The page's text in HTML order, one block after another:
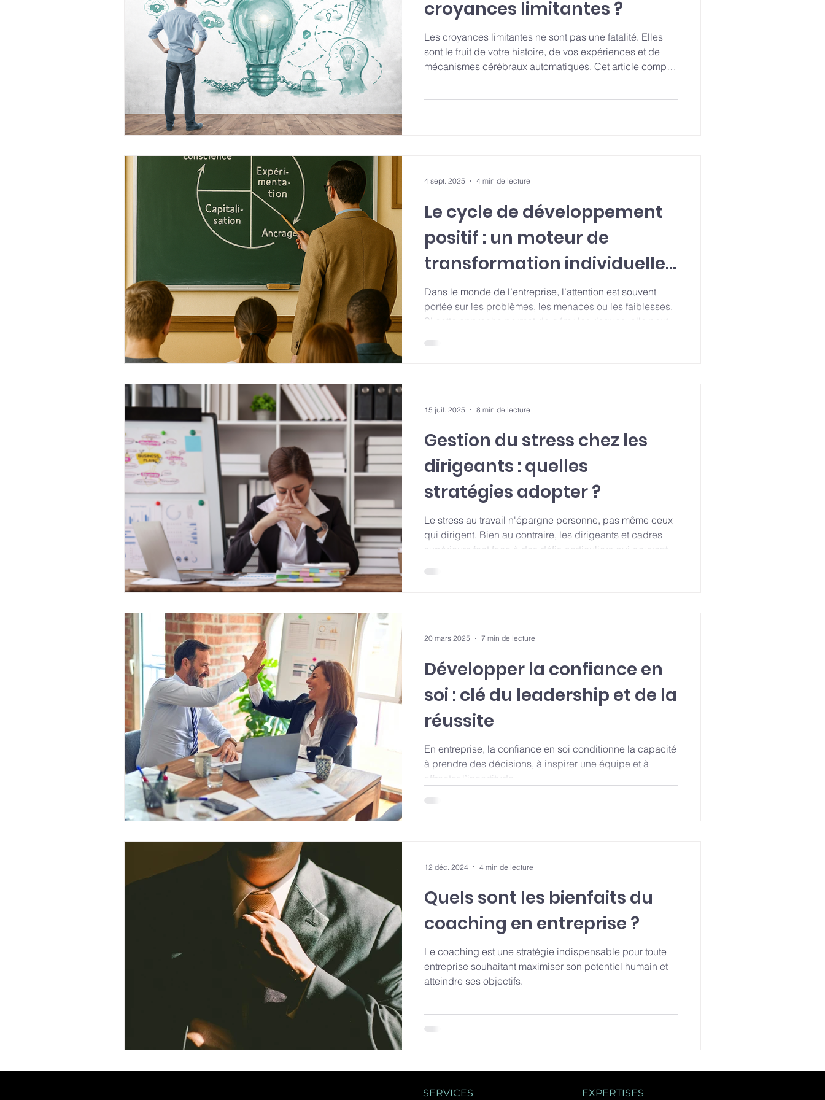
croyances limitantes ?
Les croyances limitantes ne sont pas une fatalité. Elles
sont le fruit de votre histoire, de vos expériences et de
mécanismes cérébraux automatiques. Cet article complet
Le cycle de développement
positif : un moteur de
transformation individuelle
et organisationnelle
Dans le monde de l’entreprise, l’attention est souvent
portée sur les problèmes, les menaces ou les faiblesses.
Si cette approche permet de gérer les risques, elle peut
4 sept. 2025 4 min de lecture
Gestion du stress chez les
dirigeants : quelles
stratégies adopter ?
Le stress au travail n'épargne personne, pas même ceux
qui dirigent. Bien au contraire, les dirigeants et cadres
supérieurs font face à des défis particuliers qui peuvent
15 juil. 2025 8 min de lecture
Développer la confiance en
soi : clé du leadership et de la
réussite
En entreprise, la confiance en soi conditionne la capacité
à prendre des décisions, à inspirer une équipe et à
affronter l’incertitude.
20 mars 2025 7 min de lecture
Quels sont les bienfaits du
coaching en entreprise ?
Le coaching est une stratégie indispensable pour toute
entreprise souhaitant maximiser son potentiel humain et
atteindre ses objectifs.
12 déc. 2024 4 min de lecture
SERVICES EXPERTISES